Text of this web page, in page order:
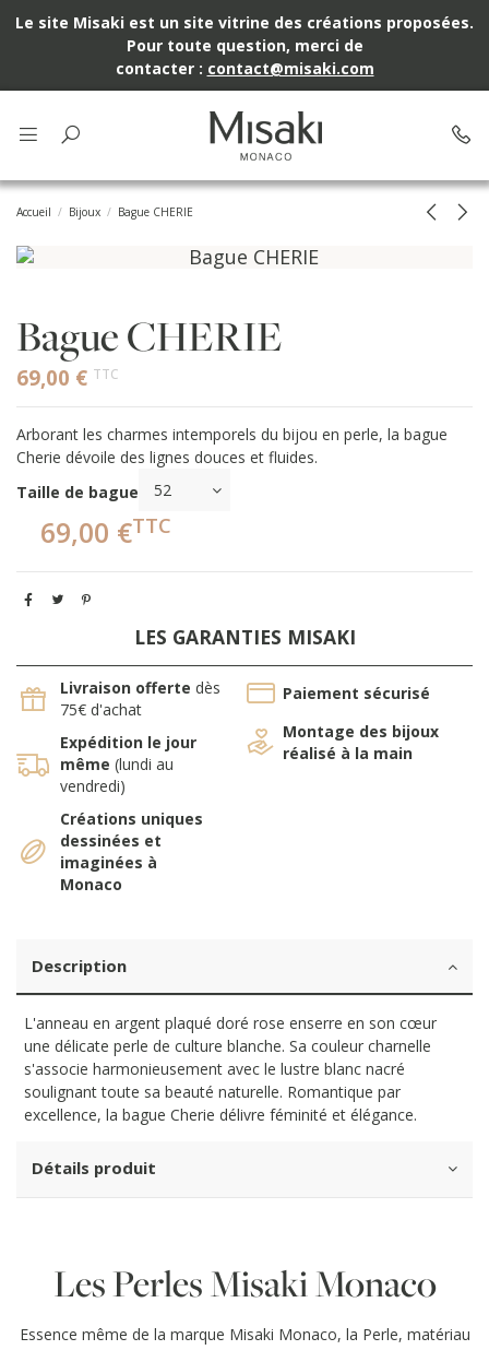
Le site Misaki est un site vitrine des créations proposées.
Pour toute question, merci de
contacter : contact@misaki.com
Accueil Bijoux Bague CHERIE
Bague CHERIE
69,00 € TTC
Arborant les charmes intemporels du bijou en perle, la bague
Cherie dévoile des lignes douces et fluides.
Taille de bague
69,00 €TTC
LES GARANTIES MISAKI
Livraison offerte dès
75€ d'achat
Expédition le jour
même (lundi au
vendredi)
Créations uniques
dessinées et
imaginées à
Monaco
Paiement sécurisé
Montage des bijoux
réalisé à la main
Description
L'anneau en argent plaqué doré rose enserre en son cœur
une délicate perle de culture blanche. Sa couleur charnelle
s'associe harmonieusement avec le lustre blanc nacré
soulignant toute sa beauté naturelle. Romantique par
excellence, la bague Cherie délivre féminité et élégance.
Détails produit
Les Perles Misaki Monaco
Essence même de la marque Misaki Monaco, la Perle, matériau